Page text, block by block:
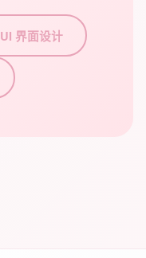
UI 界面设计